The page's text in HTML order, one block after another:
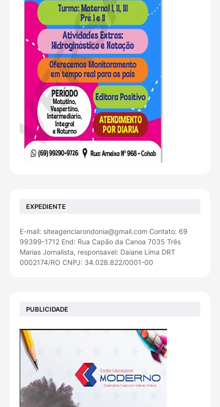
EXPEDIENTE
E-mail: siteagenciarondonia@gmail.com Contato: 69
99399-1712 End: Rua Capão da Canoa 7035 Três
Marias Jornalista, responsavel: Daiane Lima DRT
0002174/RO CNPJ: 34.028.822/0001-00
PUBLICIDADE